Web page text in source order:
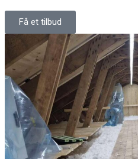
Få et tilbud